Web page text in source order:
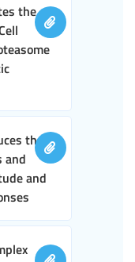
the
the
and
and